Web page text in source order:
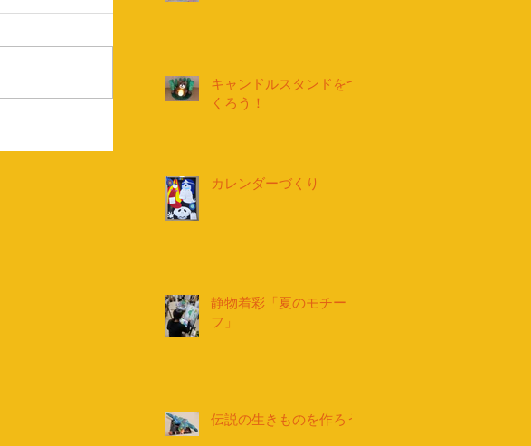
キャンドルスタンドをつ
くろう！
カレンダーづくり
静物着彩「夏のモチー
フ」
伝説の生きものを作ろう